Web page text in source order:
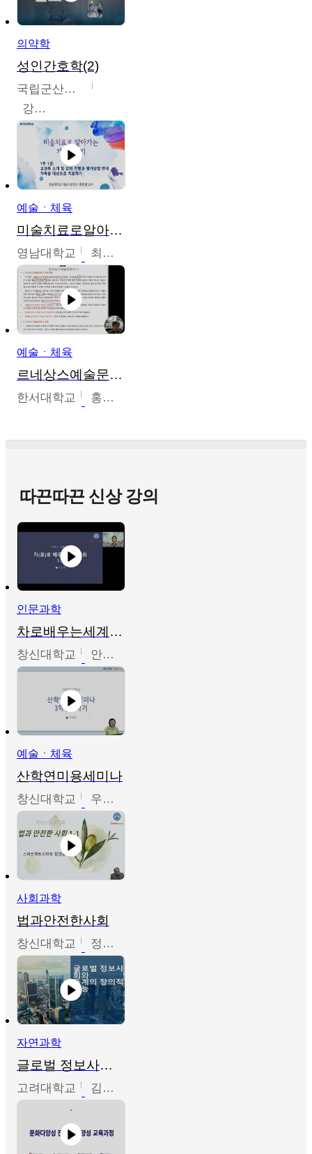
의약학
성인간호학(2)
국립군산대학교
강경아
예술ㆍ체육
미술치료로알아가는가족이야기
영남대학교 최선남
예술ㆍ체육
르네상스예술문화사
한서대학교 홍창호
따끈따끈 신상 강의
인문과학
차로배우는세계문화
창신대학교 안소영
예술ㆍ체육
산학연미용세미나
창신대학교 우미옥,오윤경,박선이
사회과학
법과안전한사회
창신대학교 정연균
자연과학
글로벌 정보사회와 통계의 창의적 기능
고려대학교 김희영